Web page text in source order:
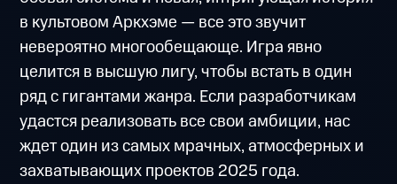
в культовом Аркхэме — все это звучит
невероятно многообещающе. Игра явно
целится в высшую лигу, чтобы встать в один
ряд с гигантами жанра. Если разработчикам
удастся реализовать все свои амбиции, нас
ждет один из самых мрачных, атмосферных и
захватывающих проектов 2025 года.